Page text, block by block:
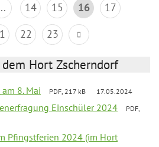
14 15 16
17
22 23
Hort Zscherndorf
8. Mai PDF, 217 kB 17.05.2024
Einschüler 2024
PDF,
Pfingstferien 2024 (im Hort